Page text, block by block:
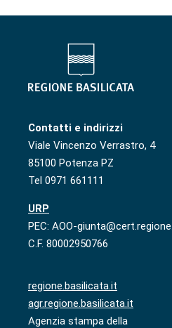
Contatti e indirizzi
Viale Vincenzo Verrastro, 4
85100 Potenza PZ
Tel 0971 661111
URP
PEC: AOO-
C.F. 80002950766
regione.basilicata.it
agr.regione.basilicata.it
Agenzia stampa della